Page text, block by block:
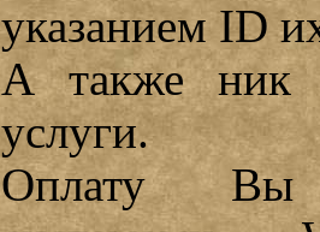
указанием ID
А также ник
услуги.
Оплату Вы